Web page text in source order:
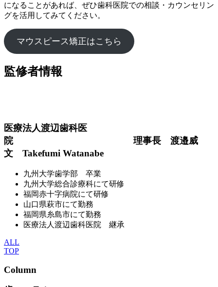
になることがあれば、ぜひ歯科医院での相談・カウンセリン
グを活用してみてください。
マウスピース矯正はこちら
監修者情報
医療法人渡辺歯科医
院 理事長 渡邉威
文 Takefumi Watanabe
九州大学歯学部 卒業
九州大学総合診療科にて研修
福岡赤十字病院にて研修
山口県萩市にて勤務
福岡県糸島市にて勤務
医療法人渡辺歯科医院 継承
ALL
TOP
Column